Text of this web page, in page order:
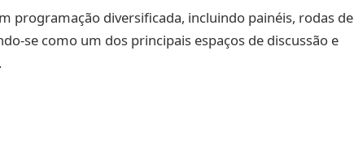
programação diversificada, incluindo painéis, rodas de
se como um dos principais espaços de discussão e